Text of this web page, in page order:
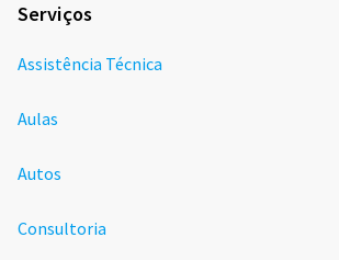
Serviços
Assistência Técnica
Aulas
Autos
Consultoria